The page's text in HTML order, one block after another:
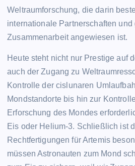
Weltraumforschung, die darin
internationale Partnerschaften
Zusammenarbeit angewiesen ist.
Heute steht nicht nur Prestige auf
auch der Zugang zu
Kontrolle der cislunaren
Mondstandorte bis hin zur
Erforschung des Mondes
Eis oder Helium-3. Schließlich ist
Rechtfertigungen für Artemis
müssen Astronauten zum Mond